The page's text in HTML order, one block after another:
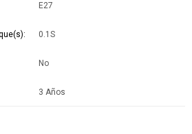
E27
0.1S
No
3 Años